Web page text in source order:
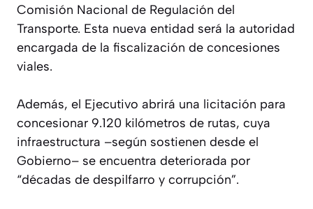
Comisión Nacional de Regulación del
Transporte. Esta nueva entidad será la autoridad
encargada de la fiscalización de concesiones
viales.
Además, el Ejecutivo abrirá una licitación para
concesionar 9.120 kilómetros de rutas, cuya
infraestructura –según sostienen desde el
Gobierno– se encuentra deteriorada por
“décadas de despilfarro y corrupción”.